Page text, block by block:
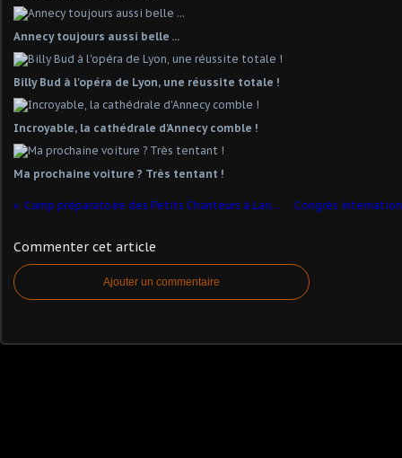
Annecy toujours aussi belle ...
Billy Bud à l'opéra de Lyon, une réussite totale !
Incroyable, la cathédrale d'Annecy comble !
Ma prochaine voiture ? Très tentant !
Camp préparatoire des Petits Chanteurs à Lanslevillard
Commenter cet article
Ajouter un commentaire